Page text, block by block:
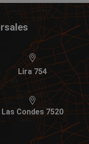
Lira 754
Las Condes 7520